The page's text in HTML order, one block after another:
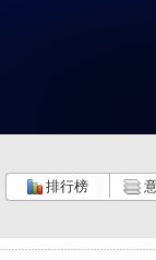
排行榜